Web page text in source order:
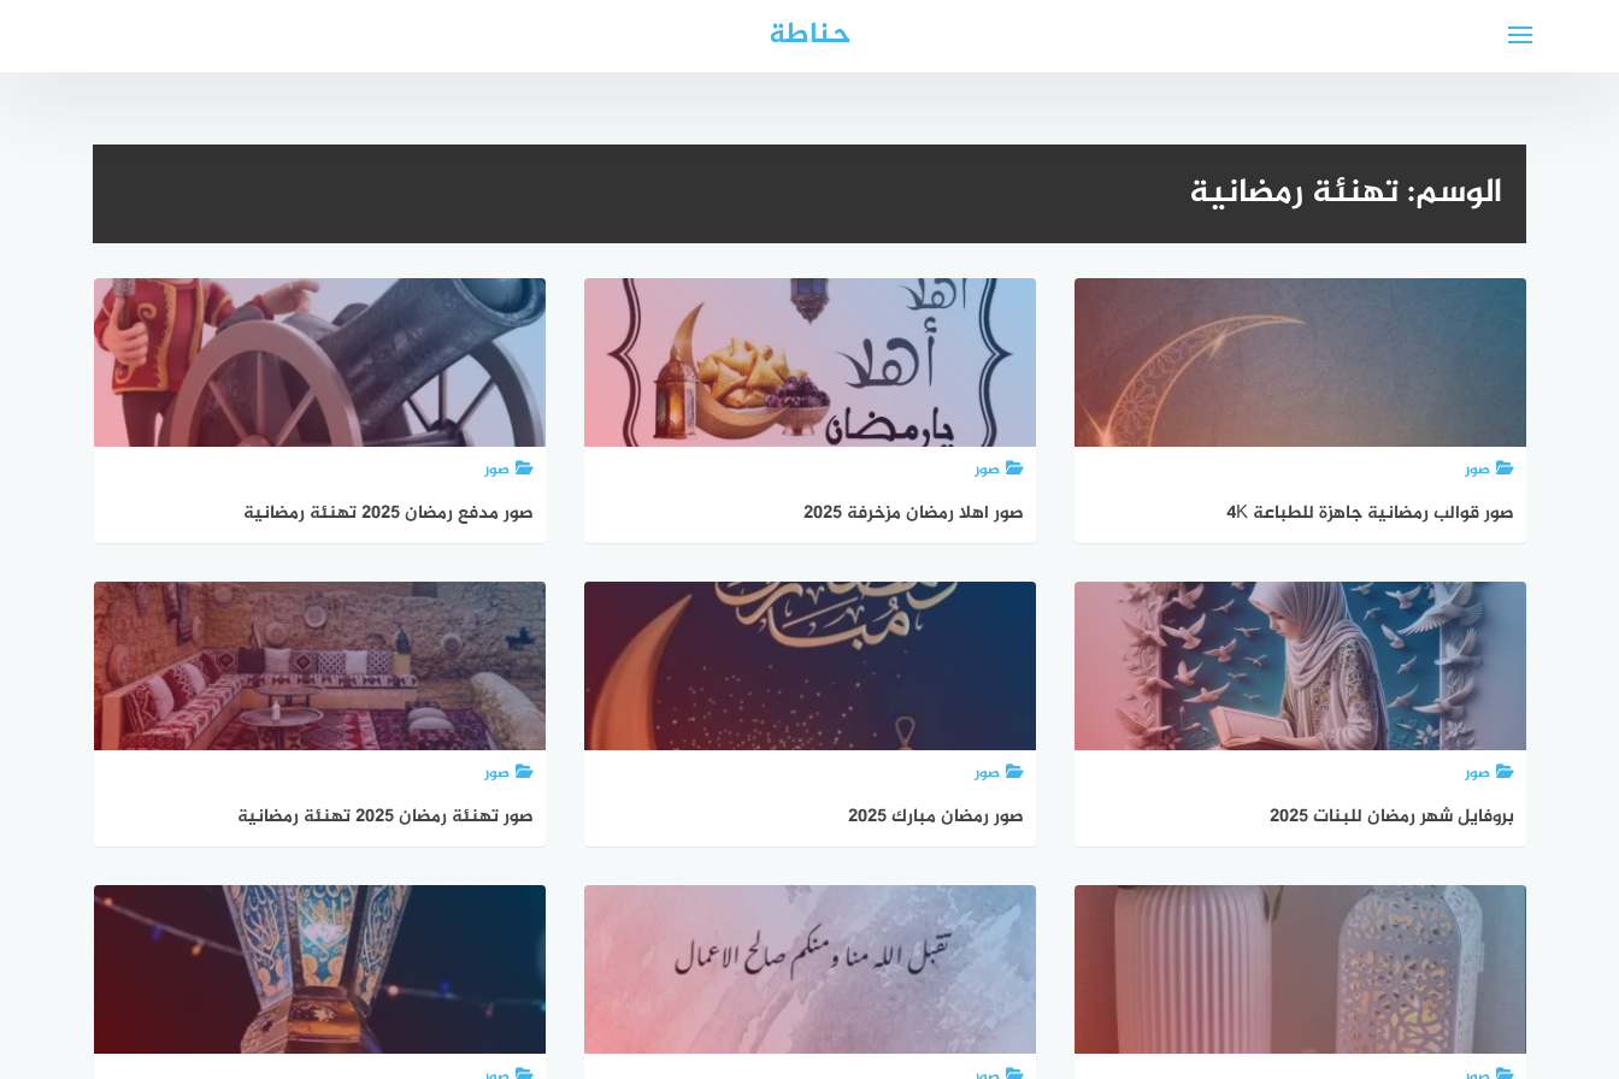
حناطة
الوسم:تهنئة رمضانية
صور
صور قوالب رمضانية جاهزة للطباعة 4K
صور
صور اهلا رمضان مزخرفة 2025
صور
صور مدفع رمضان 2025 تهنئة رمضانية
صور
بروفايل شهر رمضان للبنات 2025
صور
صور رمضان مبارك 2025
صور
صور تهنئة رمضان 2025 تهنئة رمضانية